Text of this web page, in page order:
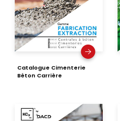
Catalogue Cimenterie
Béton Carrière